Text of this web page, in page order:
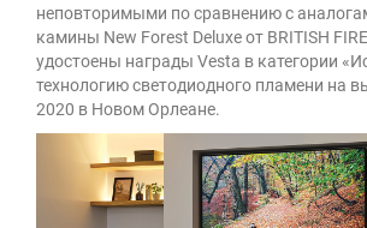
неповторимыми по сравнению с
камины New Forest Deluxe от BRITISH
удостоены награды Vesta в категории
технологию светодиодного пламени на
2020 в Новом Орлеане.